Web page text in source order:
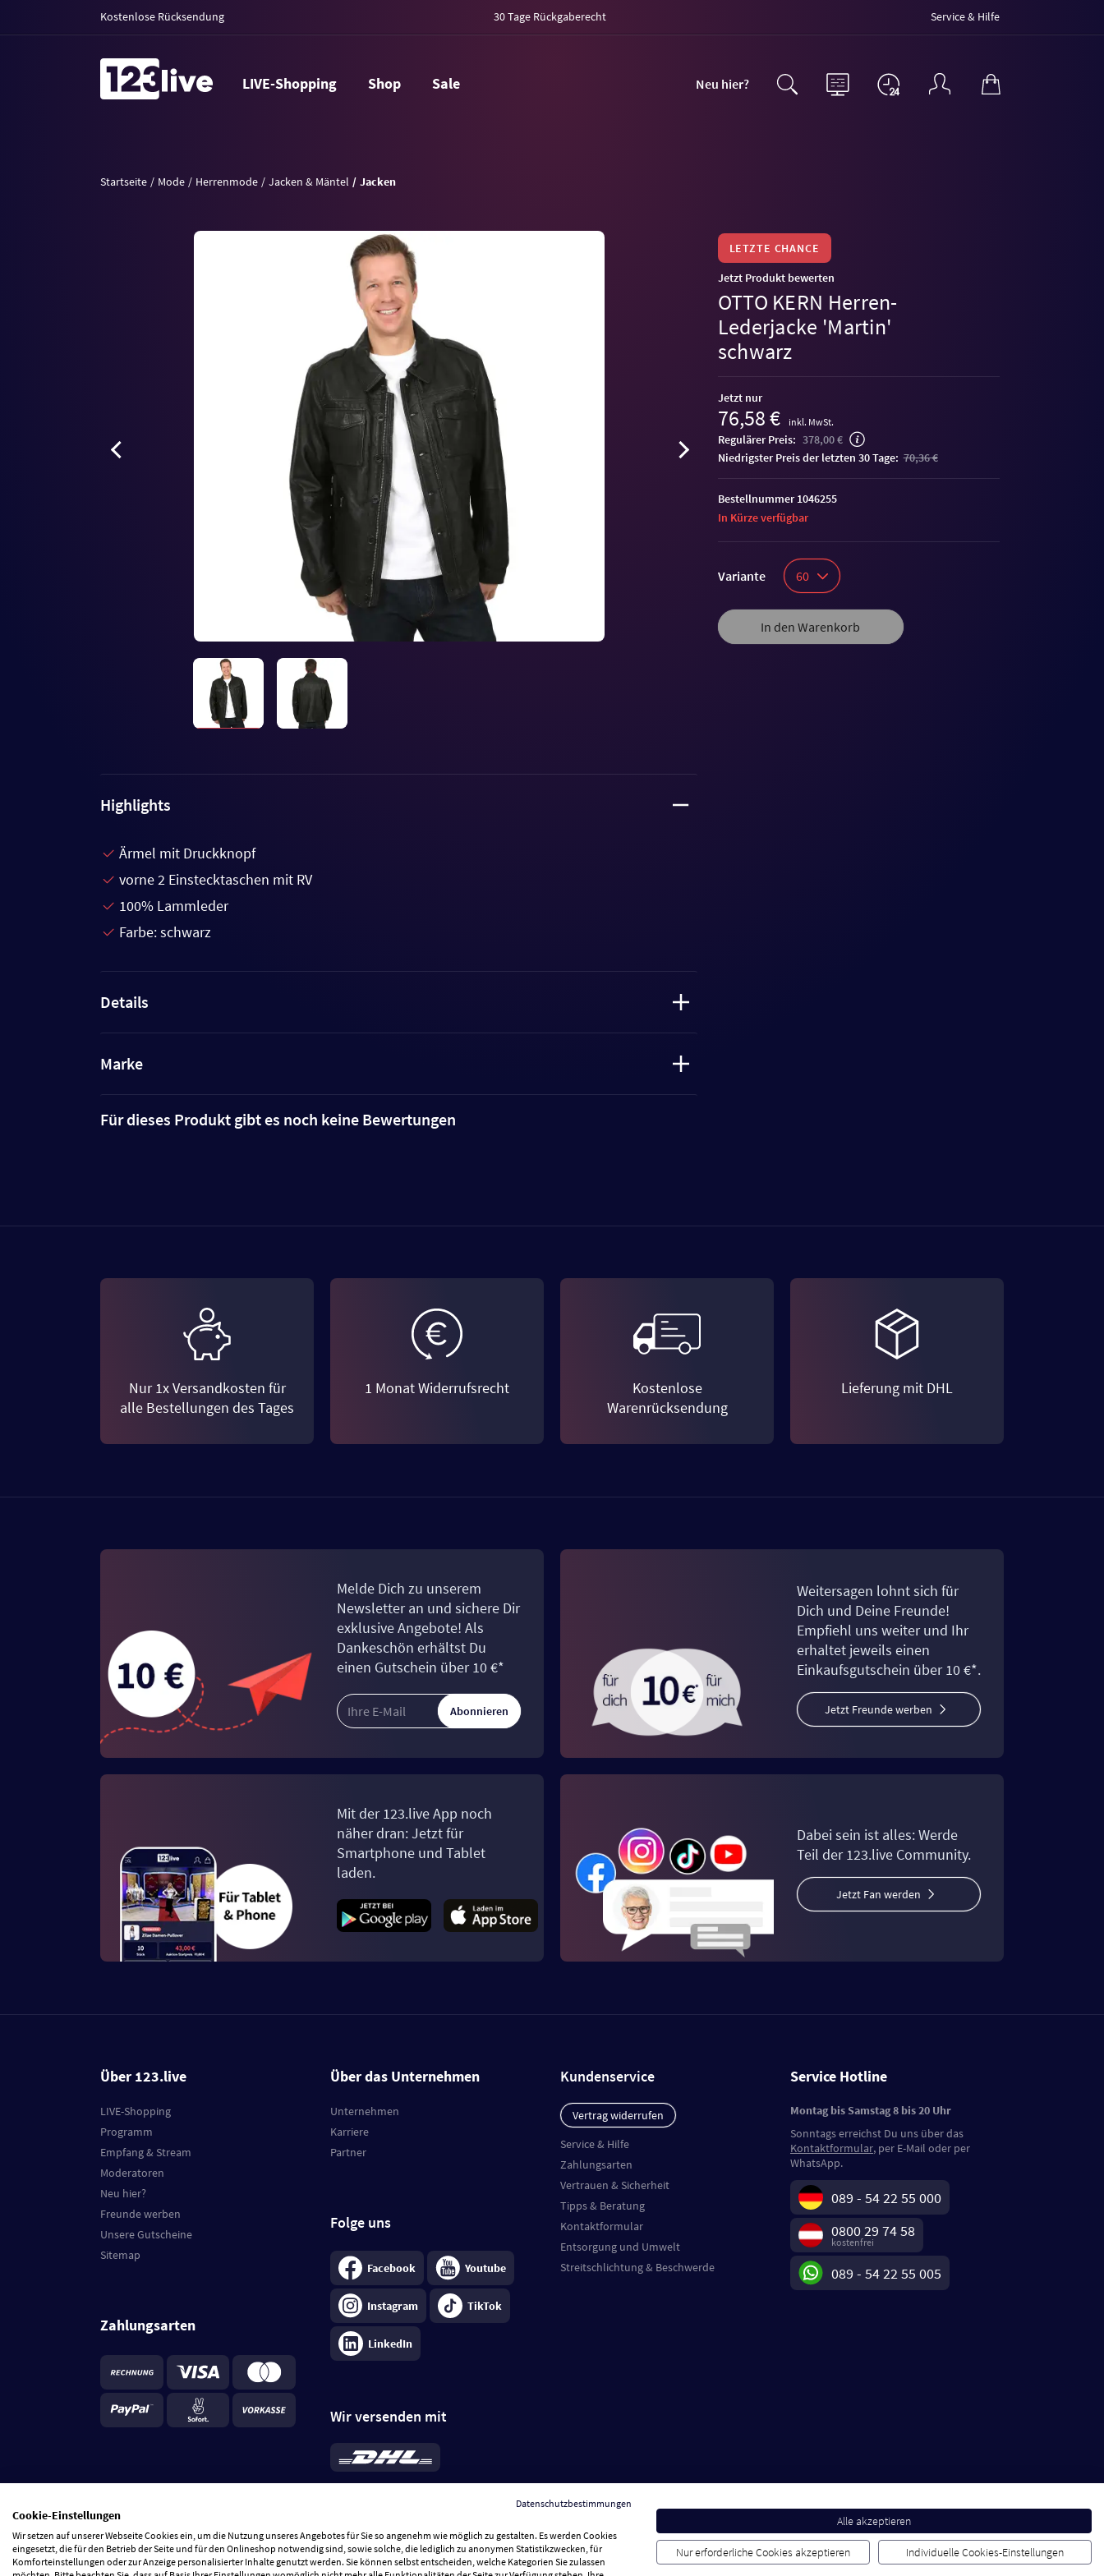
Kostenlose Rücksendung 30 Tage Rückgaberecht Service & Hilfe
LIVE-Shopping Shop Sale Neu hier?
Startseite Mode Herrenmode Jacken & Mäntel Jacken
LETZTE CHANCE
Jetzt Produkt bewerten
OTTO KERN Herren-
Lederjacke 'Martin'
schwarz
Jetzt nur
76,58 € inkl. MwSt.
Regulärer Preis: 378,00 €
niedrigster Preis der letzten 30 Tage: 70,36 €
Variante 60
In den Warenkorb
Bestellnummer 1046255
In Kürze verfügbar
Highlights
Ärmel mit Druckknopf
vorne 2 Einstecktaschen mit RV
100% Lammleder
Farbe: schwarz
Details
Marke
Für dieses Produkt gibt es noch keine Bewertungen
Nur 1x Versandkosten für
alle Bestellungen des Tages
1 Monat Widerrufsrecht
Kostenlose
Warenrücksendung
Lieferung mit DHL
Melde Dich zu unserem
Newsletter an und sichere Dir
exklusive Angebote! Als
Dankeschön erhältst Du
einen Gutschein über 10 €*
Abonnieren
Weitersagen lohnt sich für
Dich und Deine Freunde!
Empfiehl uns weiter und Ihr
erhaltet jeweils einen
Einkaufsgutschein über 10 €*.
Jetzt Freunde werben
Mit der 123.live App noch
näher dran: Jetzt für
Smartphone und Tablet
laden.
Dabei sein ist alles: Werde
Teil der 123.live Community.
Jetzt Fan werden
Über 123.live
LIVE-Shopping
Programm
Empfang & Stream
Moderatoren
Neu hier?
Freunde werben
Unsere Gutscheine
Sitemap
Zahlungsarten
Über das Unternehmen
Unternehmen
Karriere
Partner
Folge uns
Facebook Youtube
Instagram TikTok
LinkedIn
Wir versenden mit
*Standard 6,95 €; bei Kühlware zzgl. 0,99 €
je Bestellung, insgesamt 7,94 €. Lieferzeit3-
Kundenservice
Vertrag widerrufen
Service & Hilfe
Zahlungsarten
Vertrauen & Sicherheit
Tipps & Beratung
Kontaktformular
Entsorgung und Umwelt
Streitschlichtung & Beschwerde
Service Hotline
Montag bis Samstag 8 bis 20 Uhr
Sonntags erreichst Du uns über das
Kontaktformular, per E-Mail oder per
WhatsApp.
089 - 54 22 55 000
0800 29 74 58
kostenfrei
089 - 54 22 55 005
Datenschutzbestimmungen
Cookie-Einstellungen
Wir setzen auf unserer Webseite Cookies ein, um die Nutzung unseres Angebotes für Sie so angenehm wie möglich zu gestalten. Es werden Cookies
eingesetzt, die für den Betrieb der Seite und für den Onlineshop notwendig sind, sowie solche, die lediglich zu anonymen Statistikzwecken, für
Komforteinstellungen oder zur Anzeige personalisierter Inhalte genutzt werden. Sie können selbst entscheiden, welche Kategorien Sie zulassen
Alle akzeptieren
Nur erforderliche Cookies akzeptieren Individuelle Cookies-Einstellungen